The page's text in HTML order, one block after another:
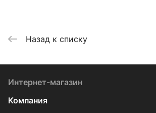
Назад к списку
Интернет-магазин
Компания